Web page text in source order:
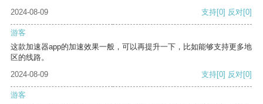
2024-08-09 支持[0] 反对[0]
游客
这款加速器app的加速效果一般，可以再提升一下，比如能够支持更多地
区的线路。
2024-08-09
支持[0] 反对[0]
游客